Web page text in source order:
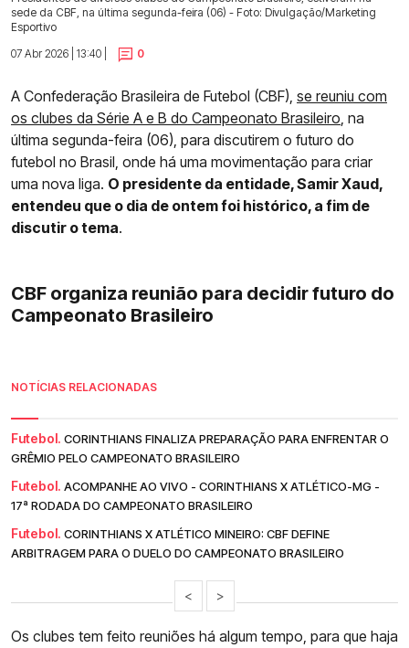
sede da CBF, na última segunda-feira (06) - Foto: Divulgação/Marketing
Esportivo
07 Abr 2026 | 13:40 |
0
A Confederação Brasileira de Futebol (CBF), se reuniu com
os clubes da Série A e B do Campeonato Brasileiro, na
última segunda-feira (06), para discutirem o futuro do
futebol no Brasil, onde há uma movimentação para criar
uma nova liga. O presidente da entidade, Samir Xaud,
entendeu que o dia de ontem foi histórico, a fim de
discutir o tema.
CBF organiza reunião para decidir futuro do
Campeonato Brasileiro
NOTÍCIAS RELACIONADAS
Futebol. CORINTHIANS FINALIZA PREPARAÇÃO PARA ENFRENTAR O
GRÊMIO PELO CAMPEONATO BRASILEIRO
Futebol. ACOMPANHE AO VIVO - CORINTHIANS X ATLÉTICO-MG -
17ª RODADA DO CAMPEONATO BRASILEIRO
Futebol. CORINTHIANS X ATLÉTICO MINEIRO: CBF DEFINE
ARBITRAGEM PARA O DUELO DO CAMPEONATO BRASILEIRO
< >
Os clubes tem feito reuniões há algum tempo, para que haja